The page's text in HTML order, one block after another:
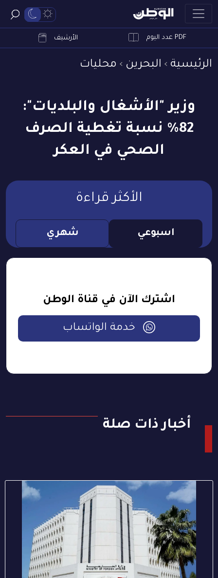
PDF عدد اليوم الأرشيف
الرئيسية البحرين محليات
وزير "الأشغال والبلديات":
82% نسبة تغطية الصرف
الصحي في العكر
الأكثر قراءة
اسبوعي شهري
اشترك الآن في قناة الوطن
خدمة الواتساب
أخبار ذات صلة